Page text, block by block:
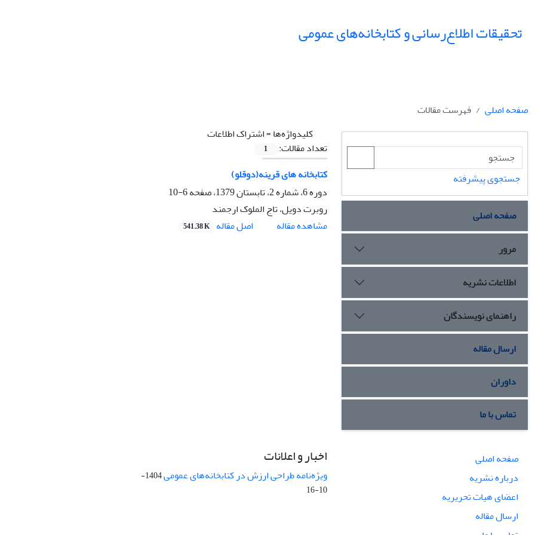
تحقیقات اطلاع‌رسانی و کتابخانه‌های عمومی
صفحه اصلی
فهرست مقالات
کلیدواژه‌ها =اشتراک اطلاعات
تعداد مقالات:
1
کتابخانه های قرینه(دوقلو)
دوره 6، شماره 2، تابستان 1379، صفحه
6-10
روبرت دویل، تاج الملوک ارجمند
مشاهده مقاله
اصل مقاله 541.38 K
جستجوی پیشرفته
صفحه اصلی
مرور
اطلاعات نشریه
راهنمای نویسندگان
ارسال مقاله
داوران
تماس با ما
صفحه اصلی
درباره نشریه
اعضای هیات تحریریه
ارسال مقاله
اخبار و اعلانات
ویژه‌نامه طراحی ارزش در کتابخانه‌های عمومی
1404-
10-16